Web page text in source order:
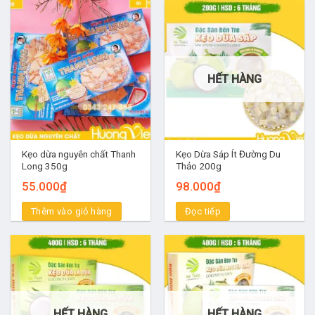
Thương hiệu kẹo dừa Thanh Long tại Bến Tre
Kẹo dừa đậu phộng sầu riêng
Kẹo dừa đậu phộng sầu riêng Thanh Long với thành phần
chính từ nước cốt dừa, cơm sầu riêng, đậu phộng nguyên hạt
và mạch nha nếp. Kẹo có vị ngọt và béo đậm đà, thêm chút
bùi bùi của đậu phộng rất đặc biệt. Sản phẩm có thể làm quà
tặng hoặc dùng trong những bữa ăn nhẹ đều được.
Món kẹo dừa đậu phộng sầu riêng Thanh Long truyền
Kẹo dừa nguyên chất Thanh
Long 350g
55.000₫
Thêm vào giỏ hàng
HẾT HÀNG
Kẹo Dừa Sáp Ít Đường Du
Thảo 200g
98.000₫
Đọc tiếp